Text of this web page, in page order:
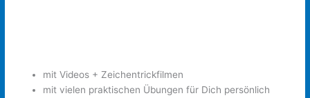
mit Videos + Zeichentrickfilmen
mit vielen praktischen Übungen für Dich persönlich